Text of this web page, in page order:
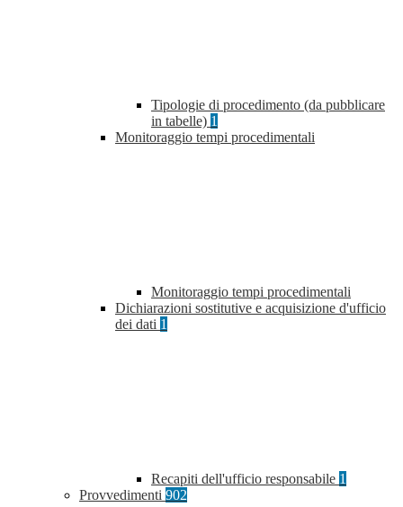
Tipologie di procedimento (da pubblicare
in tabelle) 1
Monitoraggio tempi procedimentali
Monitoraggio tempi procedimentali
Dichiarazioni sostitutive e acquisizione d'ufficio
dei dati 1
Recapiti dell'ufficio responsabile 1
Provvedimenti 902